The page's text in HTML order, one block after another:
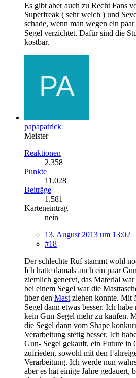
Es gibt aber auch zu Recht Fans
Superfreak ( sehr weich ) und
schade, wenn man wegen ein
Segel verzichtet. Dafür sind die
kostbar.
papapatrick
Meister
Reaktionen
2.358
Punkte
11.028
Beiträge
1.581
Karteneintrag
nein
13. August 2013 um 13:02
#18
Der schlechte Ruf stammt wohl
Ich hatte damals auch ein paar
ziemlich genervt, das Material
bei einem Segel war die
über den Mast ziehen konnte. Mit
Segel dann etwas besser. Ich
kein Gun-Segel mehr zu kaufen.
die Segel dann vom Shape
Verarbeitung stetig besser. Ich
Gun- Segel gekauft, ein Future in
zufrieden, sowohl mit den
Verarbeitung. Ich werde nun
aber es hat einige Jahre gedauert,